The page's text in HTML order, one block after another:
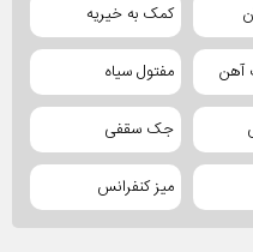
کمک به خیریه
آهن مفتول سیاه
جک سقفی
میز کنفرانس